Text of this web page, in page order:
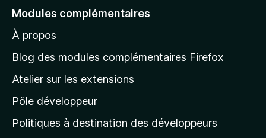
e
à
l
p
a
g
Modules complémentaires
À propos
Blog des modules complémentaires Firefox
Atelier sur les extensions
Pôle développeur
Politiques à destination des développeurs